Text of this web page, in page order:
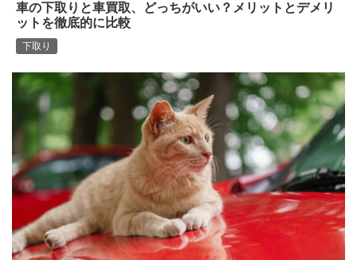
車の下取りと車買取、どっちがいい？メリットとデメリ
ットを徹底的に比較
下取り